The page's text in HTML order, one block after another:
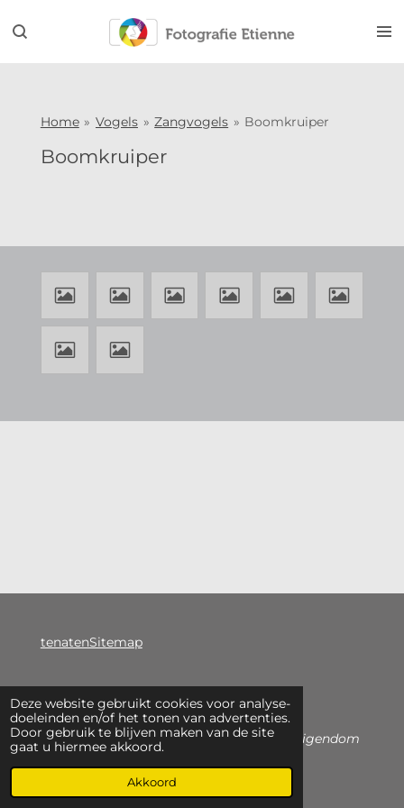
Deze website gebruikt cookies voor analyse-
doeleinden en/of het tonen van advertenties.
Door gebruik te blijven maken van de site
gaat u hiermee akkoord.
Akkoord
direct
Home » Vogels » Zangvogels » Boomkruiper
Boomkruiper
tenatenSitemap
F
a
c
e
b
© 2020-2026 -Alle getoonde foto's zijn eigendom